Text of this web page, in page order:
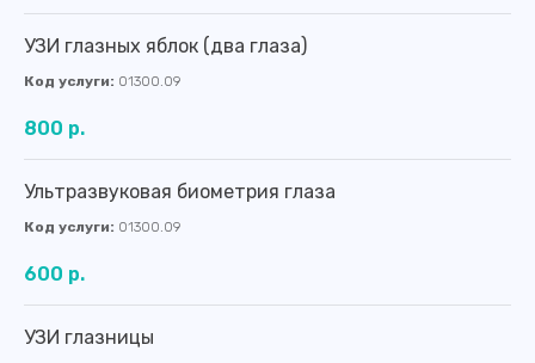
УЗИ глазных яблок (два глаза)
Код услуги: 01300.09
800 р.
Ультразвуковая биометрия глаза
Код услуги: 01300.09
600 р.
УЗИ глазницы